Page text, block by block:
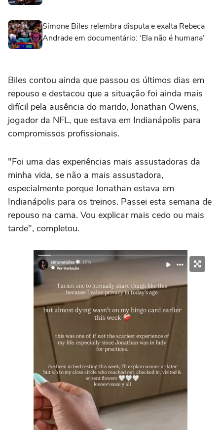
Simone Biles relembra disputa e exalta Rebeca
Andrade em documentário: ‘Ela não é humana’
Biles contou ainda que passou os últimos dias em
repouso e destacou que a situação foi ainda mais
difícil pela ausência do marido, Jonathan Owens,
jogador da NFL, que estava em Indianápolis para
compromissos profissionais.
"Foi uma das experiências mais assustadoras da
minha vida, se não a mais assustadora,
especialmente porque Jonathan estava em
Indianápolis para os treinos. Passei esta semana de
repouso na cama. Vou explicar mais cedo ou mais
tarde", completou.